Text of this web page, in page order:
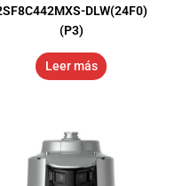
DLW(24F0)
(P3)
Leer más